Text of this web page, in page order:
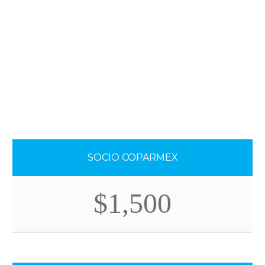
SOCIO COPARMEX
$1,500